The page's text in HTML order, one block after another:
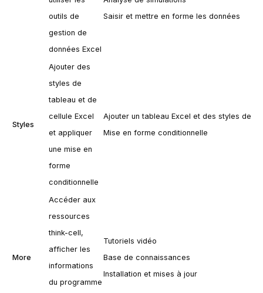
outils de
gestion de
données Excel
Saisir et mettre en forme les données
Styles
Ajouter des
styles de
tableau et de
cellule Excel
et appliquer
une mise en
forme
conditionnelle
Ajouter un tableau Excel et des styles de
Mise en forme conditionnelle
More
Accéder aux
ressources
think-cell,
afficher les
informations
du programme
Tutoriels vidéo
Base de connaissances
Installation et mises à jour